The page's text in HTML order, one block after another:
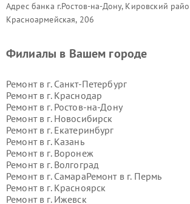
Адрес банка г.Ростов-на-Дону, Кировский
Красноармейская, 206
Филиалы в Вашем городе
Ремонт в г. Санкт-Петербург
Ремонт в г. Краснодар
Ремонт в г. Ростов-на-Дону
Ремонт в г. Новосибирск
Ремонт в г. Екатеринбург
Ремонт в г. Казань
Ремонт в г. Воронеж
Ремонт в г. Волгоград
Ремонт в г. СамараРемонт в г. Пермь
Ремонт в г. Красноярск
Ремонт в г. Ижевск